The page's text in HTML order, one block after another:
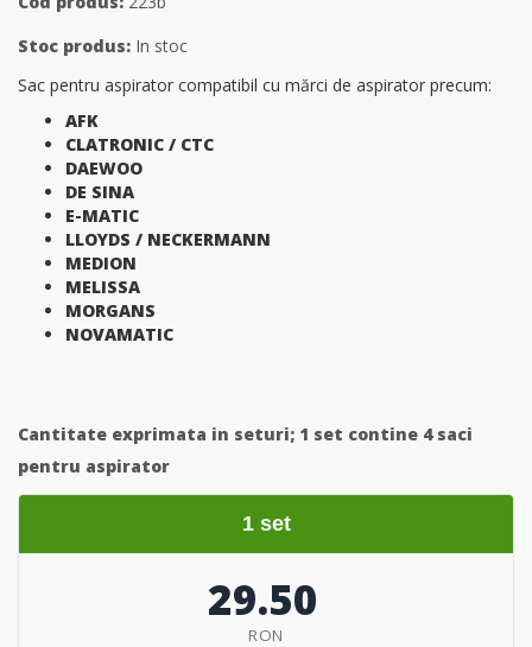
Stoc produs: In stoc
Sac pentru aspirator compatibil cu mărci de aspirator precum:
AFK
CLATRONIC / CTC
DAEWOO
DE SINA
E-MATIC
LLOYDS / NECKERMANN
MEDION
MELISSA
MORGANS
NOVAMATIC
Cantitate exprimata in seturi; 1 set contine 4 saci
pentru aspirator
1 set
29.50
RON